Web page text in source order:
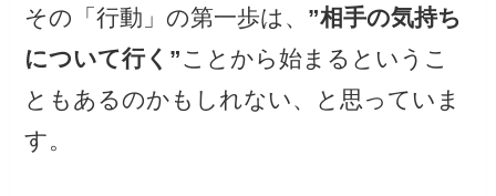
その「行動」の第一歩は、 ”相手の気持ち
について行く”ことから始まるというこ
ともあるのかもしれない、と思っていま
す。